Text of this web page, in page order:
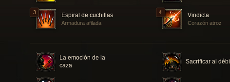
Espiral de cuchillas
Armadura afilada
Vindicta
Corazón atroz
La emoción de la
caza
Sacrificar al débil